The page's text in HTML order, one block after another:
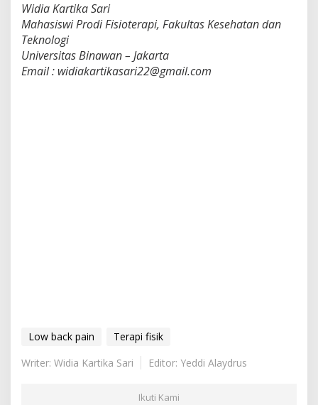
Widia Kartika Sari
Mahasiswi Prodi Fisioterapi, Fakultas Kesehatan dan
Teknologi
Universitas Binawan – Jakarta
Email : widiakartikasari22@gmail.com
Low back pain
Terapi fisik
Writer: Widia Kartika Sari
Editor: Yeddi Alaydrus
Ikuti Kami